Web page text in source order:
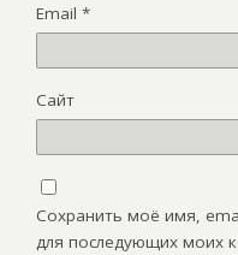
Email *
Сайт
Сохранить моё имя,
для последующих моих